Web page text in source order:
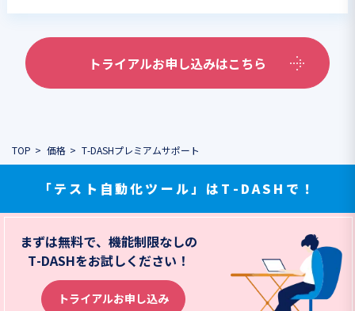
トライアルお申し込みはこちら
TOP 価格 T-DASHプレミアムサポート
「テスト自動化ツール」はT-DASHで！
まずは無料で、機能制限なしの
T-DASHをお試しください！
トライアルお申し込み